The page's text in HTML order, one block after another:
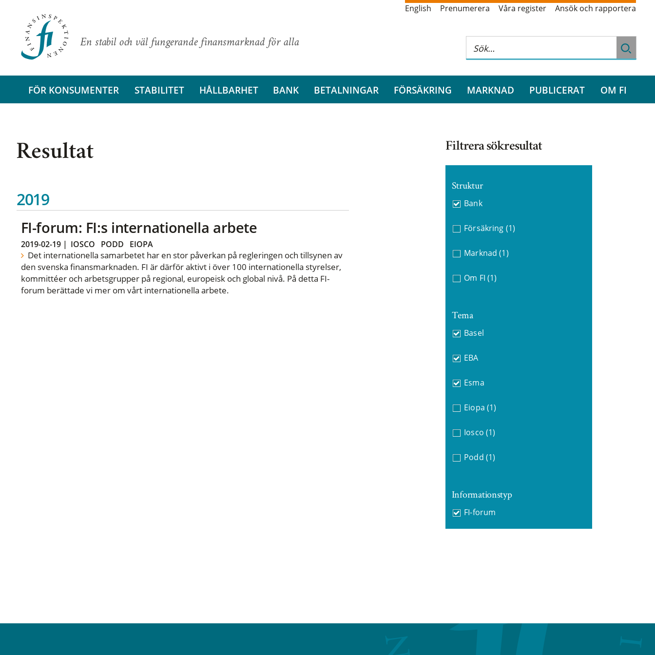
En stabil och väl fungerande finansmarknad för alla
English Prenumerera Våra register Ansök och rapportera
FÖR KONSUMENTER STABILITET HÅLLBARHET BANK BETALNINGAR FÖRSÄKRING MARKNAD PUBLICERAT OM FI
Resultat
2019
FI-forum: FI:s internationella arbete
2019-02-19| IOSCO PODD EIOPA
Det internationella samarbetet har en stor påverkan på regleringen och tillsynen av
den svenska finansmarknaden. FI är därför aktivt i över 100 internationella styrelser,
kommittéer och arbetsgrupper på regional, europeisk och global nivå. På detta FI-
forum berättade vi mer om vårt internationella arbete.
Filtrera sökresultat
Struktur
Bank
Försäkring (1)
Marknad (1)
Om FI (1)
Tema
Basel
EBA
Esma
Eiopa (1)
Iosco (1)
Podd (1)
Informationstyp
FI-forum